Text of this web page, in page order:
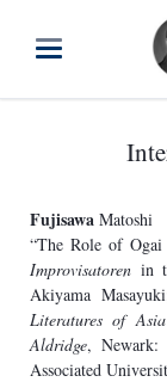
FujisawaMatoshi
“The Role of Ogai
Improvisatorenin
Akiyama
Literatures of
Aldridge, Newark:
Associated